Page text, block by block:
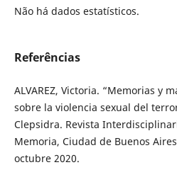
Não há dados estatísticos.
Referências
ALVAREZ, Victoria. “Memorias y
sobre la violencia sexual del
Clepsidra. Revista
Memoria, Ciudad de Buenos
octubre 2020.